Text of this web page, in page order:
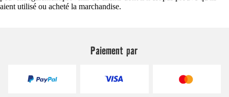
aient utilisé ou acheté la marchandise.
Paiement par